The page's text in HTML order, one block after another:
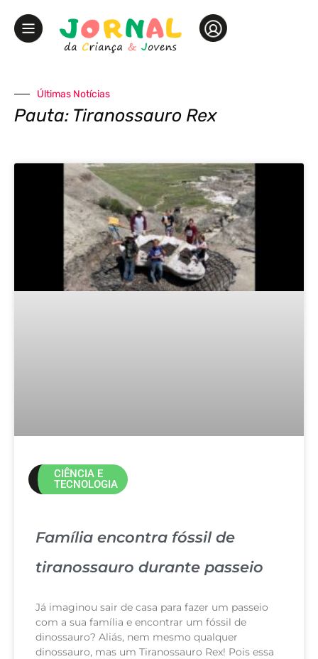
Últimas Notícias
Pauta: Tiranossauro Rex
CIÊNCIA E
TECNOLOGIA
Família encontra fóssil de
tiranossauro durante passeio
Já imaginou sair de casa para fazer um passeio
com a sua família e encontrar um fóssil de
dinossauro? Aliás, nem mesmo qualquer
dinossauro, mas um Tiranossauro Rex! Pois essa